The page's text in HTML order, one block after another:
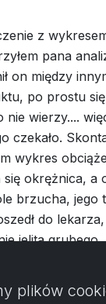
z
pana
on między
po prostu się
nie wierzy....
czekało.
wykres
się okrężnica, a
brzucha, jego
do
jelita
zdrowia,
plików